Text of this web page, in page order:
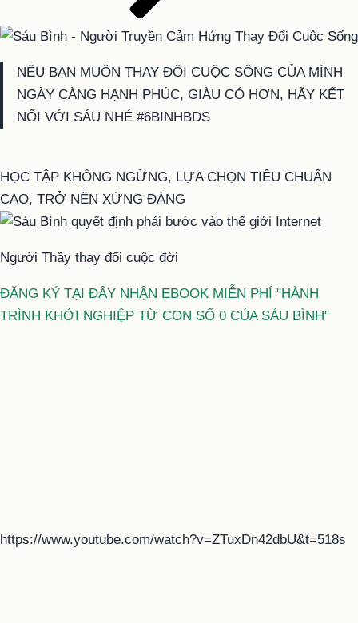
NẾU BẠN MUỐN THAY ĐỔI CUỘC SỐNG CỦA MÌNH
NGÀY CÀNG HẠNH PHÚC, GIÀU CÓ HƠN, HÃY KẾT
NỐI VỚI SÁU NHÉ #6BINHBDS
HỌC TẬP KHÔNG NGỪNG, LỰA CHỌN TIÊU CHUẨN
CAO, TRỞ NÊN XỨNG ĐÁNG
Người Thầy thay đổi cuộc đời
ĐĂNG KÝ TẠI ĐÂY NHẬN EBOOK MIỄN PHÍ "HÀNH
TRÌNH KHỞI NGHIỆP TỪ CON SỐ 0 CỦA SÁU BÌNH"
https://www.youtube.com/watch?v=ZTuxDn42dbU&t=518s